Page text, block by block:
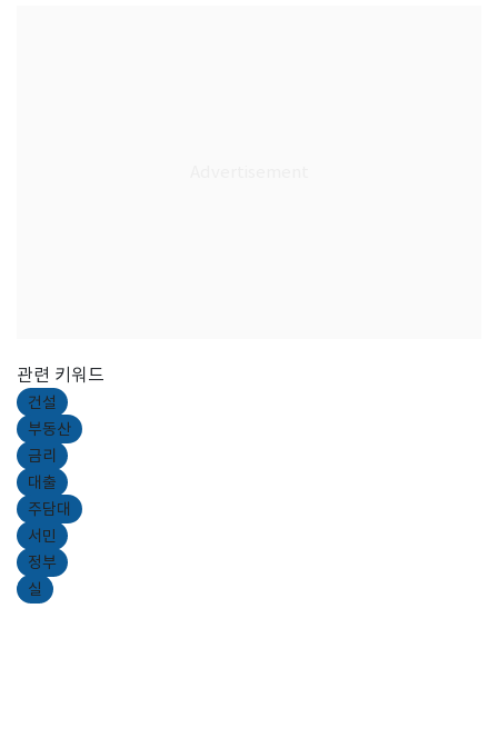
관련 키워드
건설
부동산
금리
대출
주담대
서민
정부
실